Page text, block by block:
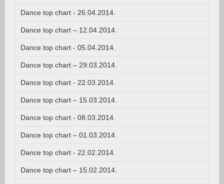
Dance top chart - 26.04.2014.
Dance top chart – 12.04.2014.
Dance top chart - 05.04.2014.
Dance top chart – 29.03.2014.
Dance top chart - 22.03.2014.
Dance top chart – 15.03.2014.
Dance top chart - 08.03.2014.
Dance top chart – 01.03.2014.
Dance top chart - 22.02.2014.
Dance top chart – 15.02.2014.